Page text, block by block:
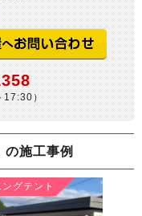
17:30）
施工事例
グテント